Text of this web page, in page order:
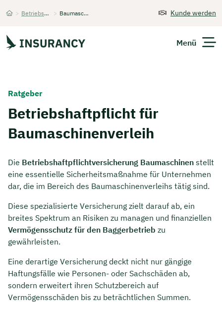
> Betriebshaftpflichtversicherung > Baumaschinenverleih Kunde werden
Menü
Finanzen
Über Uns
Kontakt
Ratgeber
Betriebshaftpflicht für
Baumaschinenverleih
Die Betriebshaftpflichtversicherung Baumaschinen stellt
eine essentielle Sicherheitsmaßnahme für Unternehmen
dar, die im Bereich des Baumaschinenverleihs tätig sind.
Diese spezialisierte Versicherung zielt darauf ab, ein
breites Spektrum an Risiken zu managen und finanziellen
Vermögensschutz für den Baggerbetrieb zu
gewährleisten.
Eine derartige Versicherung deckt nicht nur gängige
Haftungsfälle wie Personen- oder Sachschäden ab,
sondern erweitert ihren Schutzbereich auf
Vermögensschäden bis zu beträchtlichen Summen.